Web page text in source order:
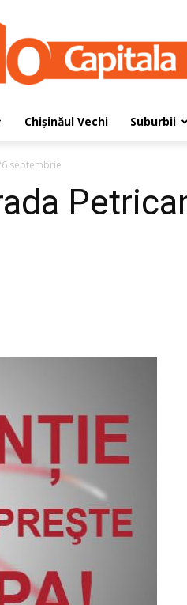
Chișinăul Vechi Suburbii
septembrie